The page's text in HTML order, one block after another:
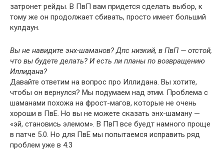
затронет рейды. В ПвП вам придется сделать выбор, к
тому же он продолжает сбивать, просто имеет больший
кулдаун.
Вы не навидите энх-шаманов? Дпс низкий, в ПвП — отстой,
что вы будете делать? И есть ли планы по возвращению
Иллидана?
Давайте ответим на вопрос про Иллидана. Вы хотите,
чтобы он вернулся? Мы подумаем над этим. Проблема с
шаманами похожа на фрост-магов, которые не очень
хороши в ПвЕ. Но вы не можете сказать энх-шаману —
«эй, становись элемом». В ПвП все буедт намного проще
в патче 5.0. Но для ПвЕ мы попытаемся исправить ряд
проблем уже в 4.3